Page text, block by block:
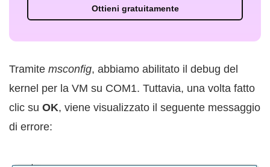
Ottieni gratuitamente
Tramite msconfig, abbiamo abilitato il debug del
kernel per la VM su COM1. Tuttavia, una volta fatto
clic su OK, viene visualizzato il seguente messaggio
di errore: